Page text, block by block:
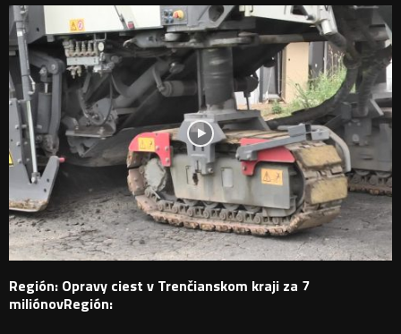
Región: Opravy ciest v Trenčianskom kraji za 7
miliónovRegión: